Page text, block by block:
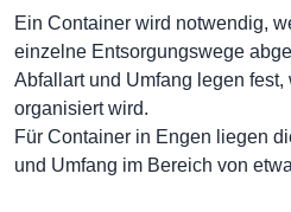
Ein Container wird notwendig,
einzelne Entsorgungswege
Abfallart und Umfang legen
organisiert wird.
Für Container in Engen liegen
und Umfang im Bereich von